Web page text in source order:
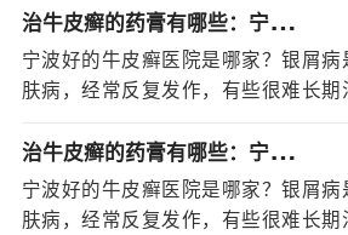
来用药。但需要注意的是，患者一定
避免随意用药加重症状。
再就是使用进行物理疗法了，
虽然副作用较小，但在治疗工作过程
学生严格，所以我们要注意控制，还
用，如果一个长时间使用情况可能会
症。
治
牛皮癣的药膏有哪些：宁波哪个医院治银屑病好
宁波好的牛皮癣医院是哪家？银屑
肤病，经常反复发作，有些很难长期
上牛皮癣，甚至脚上会长出牛皮癣
方便，总想用手挠，给 [详情]
治
牛皮癣的药膏有哪些：宁波哪个医院治银屑病好
宁波好的牛皮癣医院是哪家？银屑
肤病，经常反复发作，有些很难长期